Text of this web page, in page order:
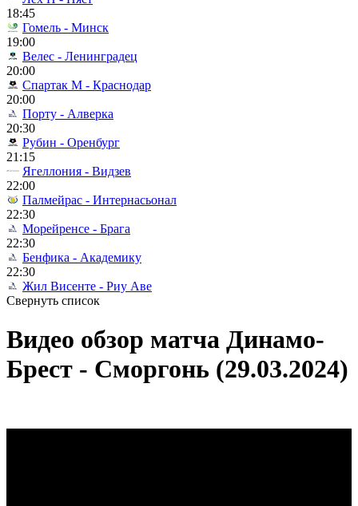
18:45
Гомель - Минск
19:00
Велес - Ленинградец
20:00
Спартак М - Краснодар
20:00
Порту - Алверка
20:30
Рубин - Оренбург
21:15
Ягеллония - Видзев
22:00
Палмейрас - Интернасьонал
22:30
Морейренсе - Брага
22:30
Бенфика - Академику
22:30
Жил Висенте - Риу Аве
Свернуть список
Видео обзор матча Динамо-
Брест - Сморгонь (29.03.2024)